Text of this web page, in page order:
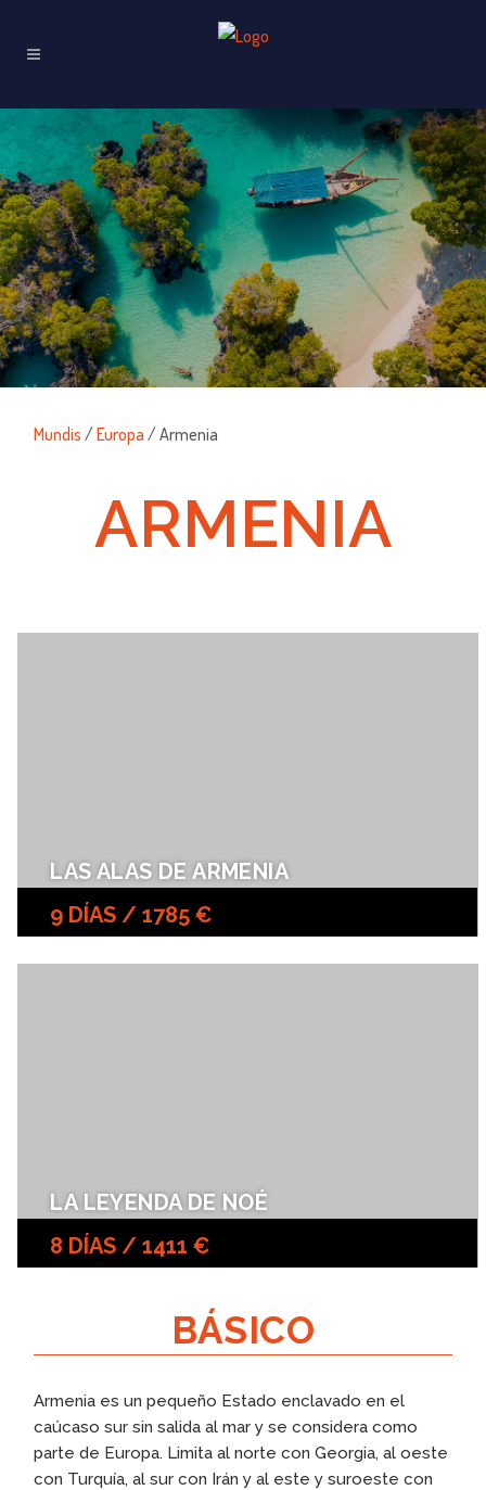
Mundis /Europa / Armenia
ARMENIA
LAS ALAS DE ARMENIA
9 DÍAS / 1785 €
LA LEYENDA DE NOÉ
8 DÍAS / 1411 €
BÁSICO
Armenia es un pequeño Estado enclavado en el
caúcaso sur sin salida al mar y se considera como
parte de Europa. Limita al norte con Georgia, al oeste
con Turquía, al sur con Irán y al este y suroeste con